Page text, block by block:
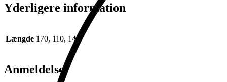
Yderligere information
Længde 170, 110, 140
Anmeldelser